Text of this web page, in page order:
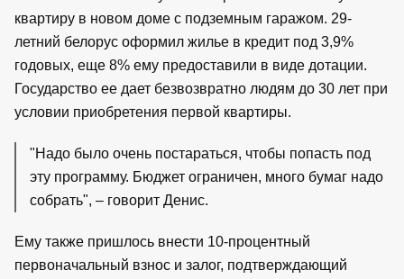
квартиру в новом доме с подземным гаражом. 29-
летний белорус оформил жилье в кредит под 3,9%
годовых, еще 8% ему предоставили в виде дотации.
Государство ее дает безвозвратно людям до 30 лет при
условии приобретения первой квартиры.
"Надо было очень постараться, чтобы попасть под
эту программу. Бюджет ограничен, много бумаг надо
собрать", – говорит Денис.
Ему также пришлось внести 10-процентный
первоначальный взнос и залог, подтверждающий